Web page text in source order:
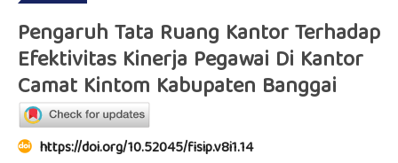
Pengaruh Tata Ruang Kantor Terhadap
Efektivitas Kinerja Pegawai Di Kantor
Camat Kintom Kabupaten Banggai
https://doi.org/10.52045/fisip.v8i1.14